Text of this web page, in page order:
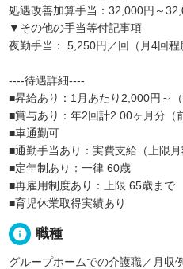
処遇改善加算手当：32,000円～
▼その他の手当等付記事項
夜勤手当： 5,250円／回（月4回程
----待遇詳細----
■昇給あり：1月あたり2,000円～（
■賞与あり：年2回計2.00ヶ月分（
■車通勤可
■通勤手当あり：実費支給（上限月
■定年制あり：一律 60歳
■再雇用制度あり：上限 65歳まで
■育児休業取得実績あり
info 職種
グループホームでの介護職／月収